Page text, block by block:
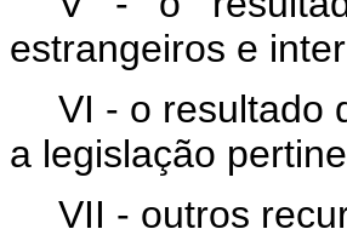
estrangeiros e
VI - o resultado
a legislação
VII - outros